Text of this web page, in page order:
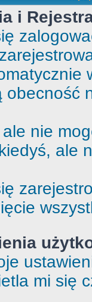
i
obecność
nie
ale
mi się